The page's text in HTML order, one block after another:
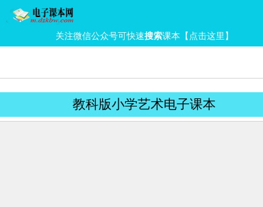
关注微信公众号可快速搜索课本【点击这里】
教科版小学艺术电子课本